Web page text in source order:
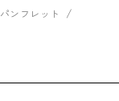
パンフレット